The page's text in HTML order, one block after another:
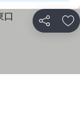
シェア お